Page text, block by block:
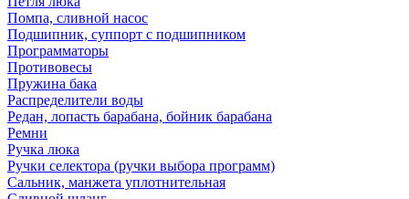
Помпа, сливной насос
Подшипник, суппорт с подшипником
Программаторы
Противовесы
Пружина бака
Распределители воды
Редан, лопасть барабана, бойник барабана
Ремни
Ручка люка
Ручки селектора (ручки выбора программ)
Сальник, манжета уплотнительная